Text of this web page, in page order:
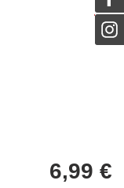
6,99 €